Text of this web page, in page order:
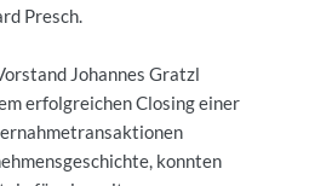
Presch.
Johannes Gratzl
erfolgreichen Closing einer
konnten